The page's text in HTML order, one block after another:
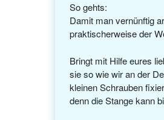
So gehts:
Damit man vernünftig
praktischerweise der
Bringt mit Hilfe eures
sie so wie wir an der
kleinen Schrauben
denn die Stange kann